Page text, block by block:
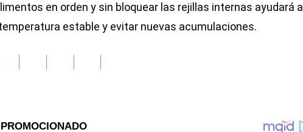
en orden y sin bloquear las rejillas internas ayudará a
estable y evitar nuevas acumulaciones.